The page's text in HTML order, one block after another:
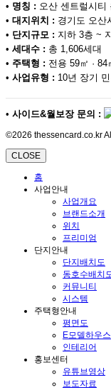
• 명칭 : 오산 센트럴시티
• 대지위치 : 경기도 오산
• 단지규모 : 지하 3층 ~
• 세대수 : 총 1,606세대
• 주택형 : 전용 59㎡ · 84
• 사업유형 : 10년 장기
• 사이드&월보장 문의 :
©2026 thessencard.co.kr
CLOSE
홈
사업안내
사업개요
브랜드소개
위치
프리미엄
단지안내
단지배치도
동호수배치
커뮤니티
시스템
주택형안내
평면도
E모델하우스
인테리어
홍보센터
유튜브영상
보도자료